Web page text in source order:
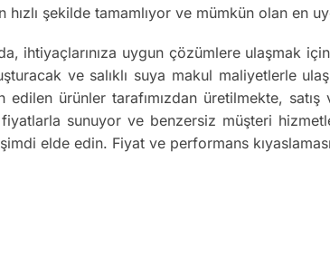
şekilde tamamlıyor ve mümkün olan en
ihtiyaçlarınıza uygun çözümlere ulaşmak
ve salıklı suya makul maliyetlerle
ürünler tarafımızdan üretilmekte,
sunuyor ve benzersiz müşteri
elde edin. Fiyat ve performans